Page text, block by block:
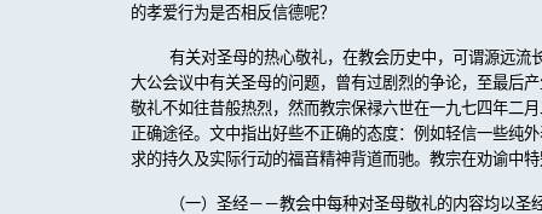
的孝爱行为是否相反信德呢？
有关对圣母的热心敬礼，在教会历史中，可谓源远
大公会议中有关圣母的问题，曾有过剧烈的争论，至最后
敬礼不如往昔般热烈，然而教宗保禄六世在一九七四年二
正确途径。文中指出好些不正确的态度：例如轻信一些纯
求的持久及实际行动的福音精神背道而驰。教宗在劝谕中
（一）圣经－－教会中每种对圣母敬礼的内容均以